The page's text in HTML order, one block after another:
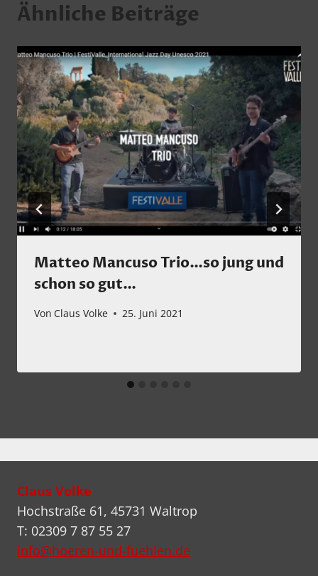
Ähnliche Beiträge
Matteo Mancuso Trio…so jung und
schon so gut…
Von Claus Volke 25. Juni 2021
Claus Volke
Hochstraße 61, 45731 Waltrop
T: 02309 7 87 55 27
info@hoeren-und-fuehlen.de